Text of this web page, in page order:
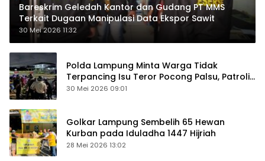
Bareskrim Geledah Kantor dan Gudang PT MMS
Terkait Dugaan Manipulasi Data Ekspor Sawit
30 Mei 2026 11:32
Polda Lampung Minta Warga Tidak
Terpancing Isu Teror Pocong Palsu, Patroli
Keamanan Ditingkatkan
30 Mei 2026 09:01
Golkar Lampung Sembelih 65 Hewan
Kurban pada Iduladha 1447 Hijriah
28 Mei 2026 13:02